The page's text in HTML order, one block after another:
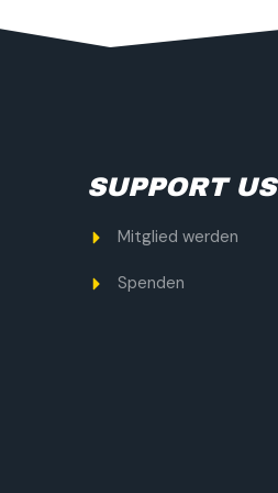
SUPPORT US
Mitglied werden
Spenden